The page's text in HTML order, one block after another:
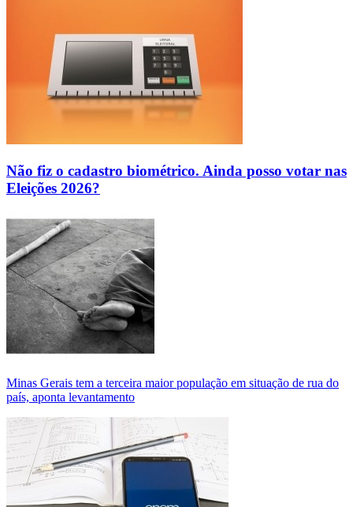
Não fiz o cadastro biométrico. Ainda posso votar nas
Eleições 2026?
Minas Gerais tem a terceira maior população em situação de rua do
país, aponta levantamento